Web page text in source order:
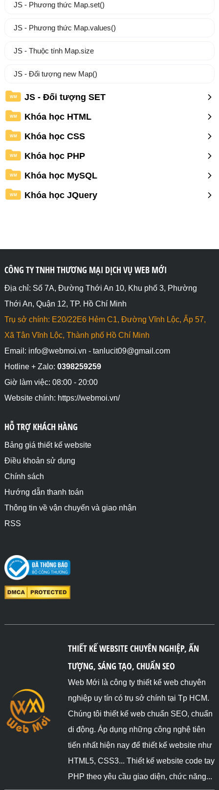
JS - Phương thức Map.set()
JS - Phương thức Map.values()
JS - Thuộc tính Map.size
JS - Đối tượng new Map()
WM JS - Đối tượng SET
WM Khóa học HTML
WM Khóa học CSS
WM Khóa học PHP
WM Khóa học MySQL
WM Khóa học JQuery
CÔNG TY TNHH THƯƠNG MẠI DỊCH VỤ WEB MỚI
Địa chỉ: Số 7A, Đường Thới An 10, Khu phố 3, Phường
Thới An, Quận 12, TP. Hồ Chí Minh
Trụ sở chính: E20/22E6 Hẻm C1, Đường Vĩnh Lộc, Ấp 57,
Xã Tân Vĩnh Lộc, Thành phố Hồ Chí Minh
Email: info@webmoi.vn - tanlucit09@gmail.com
Hotline + Zalo: 0398259259
Giờ làm việc: 08:00 - 20:00
Website chính: https://webmoi.vn/
HỖ TRỢ KHÁCH HÀNG
Bảng giá thiết kế website
Điều khoản sử dụng
Chính sách
Hướng dẫn thanh toán
Thông tin về vận chuyển và giao nhận
RSS
THIẾT KẾ WEBSITE CHUYÊN NGHIỆP, ẤN
TƯỢNG, SÁNG TẠO, CHUẨN SEO
Web Mới là công ty thiết kế web chuyên
nghiệp uy tín có trụ sở chính tại Tp HCM.
Chúng tôi thiết kế web chuẩn SEO, chuẩn
di động. Áp dụng những công nghệ tiên
tiến nhất hiện nay để thiết kế website như
HTML5, CSS3... Thiết kế website code tay
PHP theo yêu cầu giao diện, chức năng...